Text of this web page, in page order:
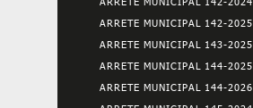
ARRETE MUNICIPAL 142-2025
ARRETE MUNICIPAL 143-2025
ARRETE MUNICIPAL 144-2025
ARRETE MUNICIPAL 144-2026